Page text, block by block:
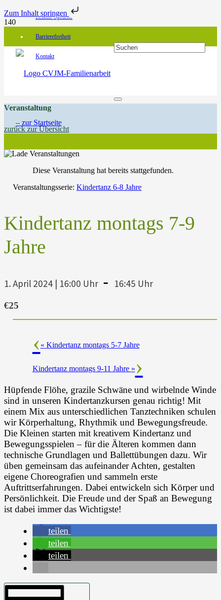
Zum Inhalt springen
Leichte Sprache
Barrierefreiheit
Kontakt
Veranstaltung
zurück zur Übersicht
Diese Veranstaltung hat bereits stattgefunden.
Veranstaltungsserie: Kindertanz 6-8 Jahre
Kindertanz montags 7-9
Jahre
1. April 2024 | 16:00 Uhr - 16:45 Uhr
€25
« Kindertanz montags 5-7 Jahre
Kindertanz montags 9-11 Jahre »
Hüpfende Flöhe, grazile Schwäne und wirbelnde Winde
sind in unseren Kindertanzkursen genau richtig! Mit
einem Mix aus unterschiedlichen Tanztechniken schulen
wir Körperhaltung, Rhythmik und Bewegungsfreude.
Die Kleinen starten mit kreativem Kindertanz und
Bewegungsspielen – für die Älteren kommen dann
technische Grundlagen und Ballettübungen dazu. Wir
üben gemeinsam das aufeinander Achten, gestalten
eigene Choreografien und sammeln erste
Auftrittserfahrungen. Dabei entwickeln sich Körper und
Persönlichkeit. Die Freude und der Spaß an Bewegung
ist dabei immer das Wichtigste!
teilen
teilen
teilen